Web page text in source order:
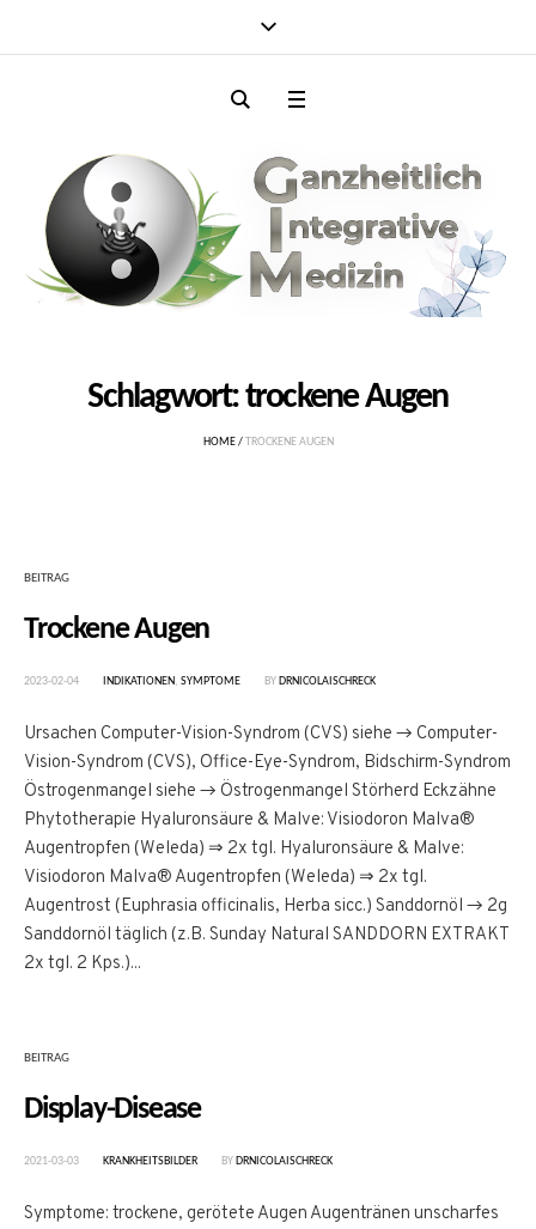
Schlagwort:trockene Augen
HOME /TROCKENE AUGEN
BEITRAG
Trockene Augen
2023-02-04 INDIKATIONEN, SYMPTOME BY DRNICOLAISCHRECK
Ursachen Computer-Vision-Syndrom (CVS) siehe → Computer-
Vision-Syndrom (CVS), Office-Eye-Syndrom, Bidschirm-Syndrom
Östrogenmangel siehe → Östrogenmangel Störherd Eckzähne
Phytotherapie Hyaluronsäure & Malve: Visiodoron Malva®
Augentropfen (Weleda) ⇒ 2x tgl. Hyaluronsäure & Malve:
Visiodoron Malva® Augentropfen (Weleda) ⇒ 2x tgl.
Augentrost (Euphrasia officinalis, Herba sicc.) Sanddornöl → 2g
Sanddornöl täglich (z.B. Sunday Natural SANDDORN EXTRAKT
2x tgl. 2 Kps.)...
BEITRAG
Display-Disease
2021-03-03 KRANKHEITSBILDER BY DRNICOLAISCHRECK
Symptome: trockene, gerötete Augen Augentränen unscharfes